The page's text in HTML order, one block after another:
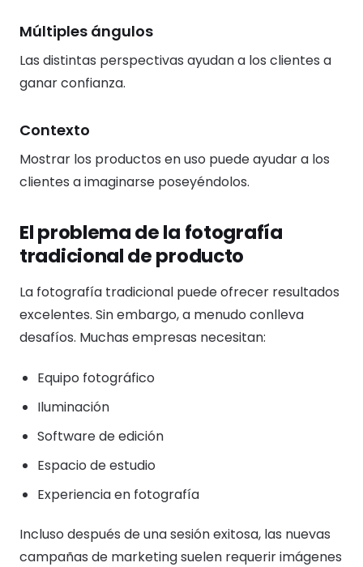
Múltiples ángulos
Las distintas perspectivas ayudan a los clientes a
ganar confianza.
Contexto
Mostrar los productos en uso puede ayudar a los
clientes a imaginarse poseyéndolos.
El problema de la fotografía
tradicional de producto
La fotografía tradicional puede ofrecer resultados
excelentes. Sin embargo, a menudo conlleva
desafíos. Muchas empresas necesitan:
Equipo fotográfico
Iluminación
Software de edición
Espacio de estudio
Experiencia en fotografía
Incluso después de una sesión exitosa, las nuevas
campañas de marketing suelen requerir imágenes